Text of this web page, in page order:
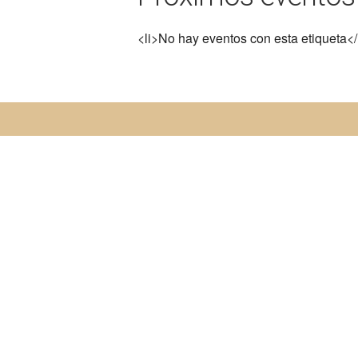
<li>No hay eventos con esta